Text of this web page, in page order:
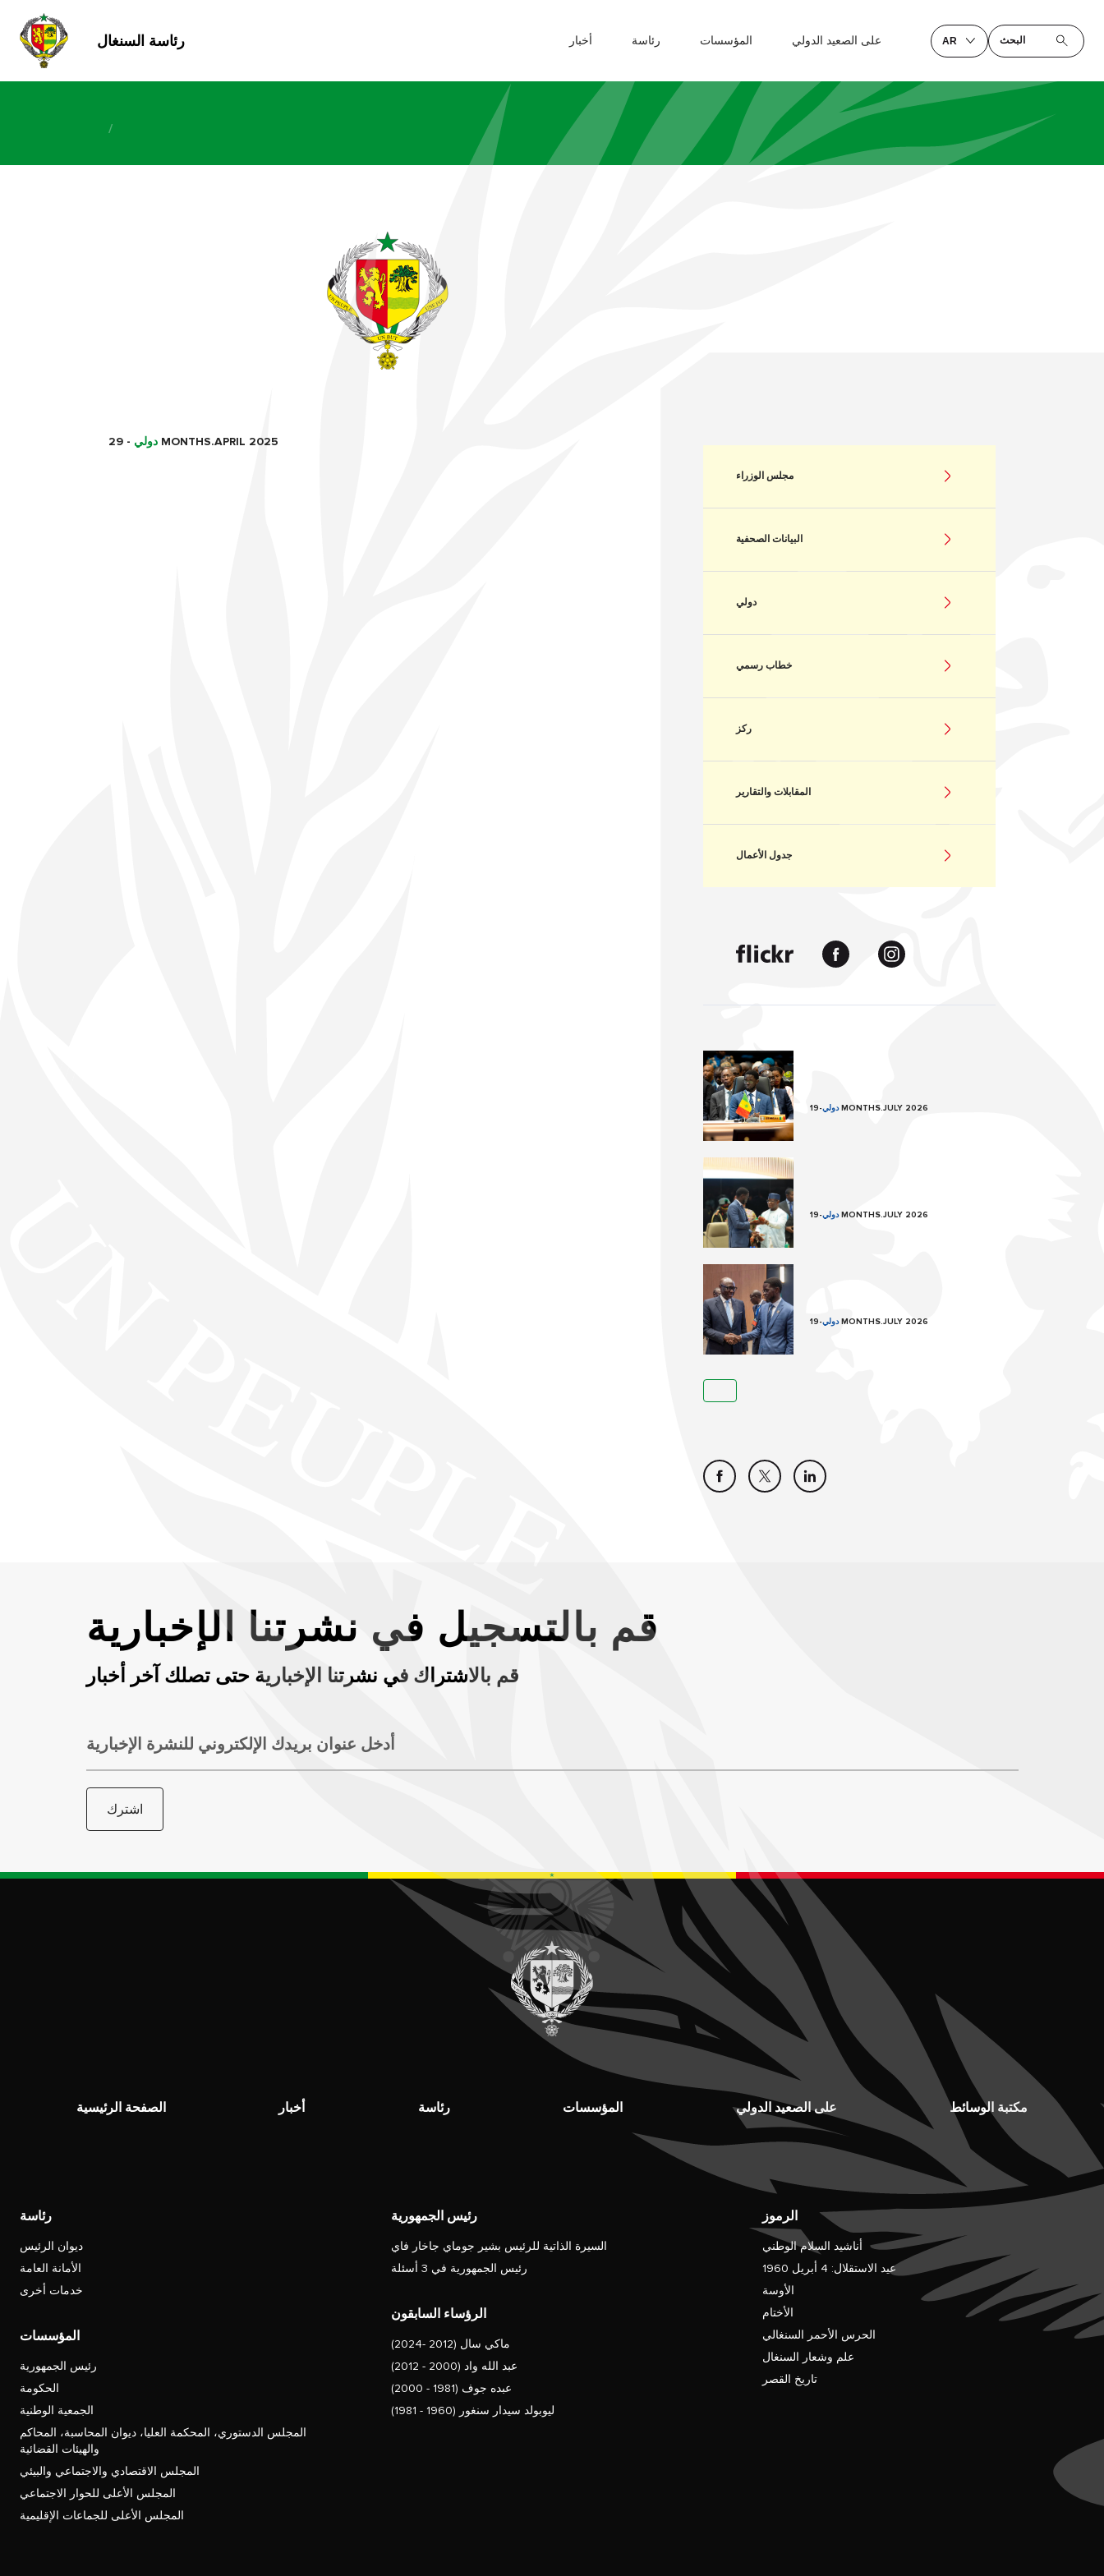
رئاسة السنغال أخبار رئاسة المؤسسات على الصعيد الدولي AR البحث
/
دولي - 29 MONTHS.APRIL 2025
مجلس الوزراء
البيانات الصحفية
دولي
خطاب رسمي
ركز
المقابلات والتقارير
جدول الأعمال
دولي- 19 MONTHS.JULY 2026
دولي- 19 MONTHS.JULY 2026
دولي- 19 MONTHS.JULY 2026
قم بالتسجيل في نشرتنا الإخبارية
قم بالاشتراك في نشرتنا الإخبارية حتى تصلك آخر أخبار
أدخل عنوان بريدك الإلكتروني للنشرة الإخبارية
اشترك
الصفحة الرئيسية أخبار رئاسة المؤسسات على الصعيد الدولي مكتبة الوسائط
رئاسة
ديوان الرئيس
الأمانة العامة
خدمات أخرى
المؤسسات
رئيس الجمهورية
الحكومة
الجمعية الوطنية
المجلس الدستوري، المحكمة العليا، ديوان المحاسبة، المحاكم
والهيئات القضائية
المجلس الاقتصادي والاجتماعي والبيئي
المجلس الأعلى للحوار الاجتماعي
المجلس الأعلى للجماعات الإقليمية
رئيس الجمهورية
السيرة الذاتية للرئيس بشير جوماي جاخار فاي
رئيس الجمهورية في 3 أسئلة
الرؤساء السابقون
ماكي سال (2012 -2024)
عبد الله واد (2000 - 2012)
عبده جوف (1981 - 2000)
ليوبولد سيدار سنغور (1960 - 1981)
الرموز
أناشيد السلام الوطني
عيد الاستقلال: 4 أبريل 1960
الأوسة
الأختام
الحرس الأحمر السنغالي
علم وشعار السنغال
تاريخ القصر